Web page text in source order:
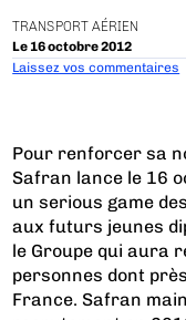
TRANSPORT AÉRIEN
Le 16 octobre 2012
Laissez vos commentaires
Pour renforcer sa
Safran lance le 16
un serious game
aux futurs jeunes
le Groupe qui aura
personnes dont
France. Safran